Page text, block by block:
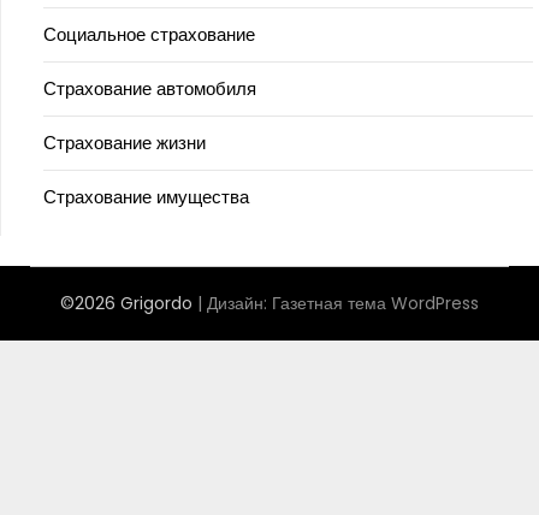
Социальное страхование
Страхование автомобиля
Страхование жизни
Страхование имущества
©2026 Grigordo | Дизайн: Газетная тема WordPress